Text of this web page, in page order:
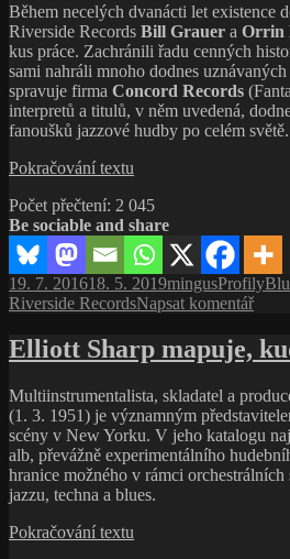
Během necelých dvanácti let existence
Riverside Records Bill Grauer a Orrin
kus práce. Zachránili řadu cenných
sami nahráli mnoho dodnes
spravuje firma Concord Records
interpretů a titulů, v něm uvedená,
fanoušků jazzové hudby po celém světě.
Pokračování textu
další
vydavatelská
legenda
Počet přečtení: 2 045
Be sociable and share
Publikováno:
19. 7. 201618. 5. 2019Autor:
mingusRubriky:
Profily
Riverside RecordsNapsat komentářpro
další
Elliott Sharp mapuje,
Multiinstrumentalista, skladatel a
(1. 3. 1951) je významným
scény v New Yorku. V jeho katalogu
alb, převážně experimentálního
hranice možného v rámci orchestrálních
jazzu, techna a blues.
Pokračování textu